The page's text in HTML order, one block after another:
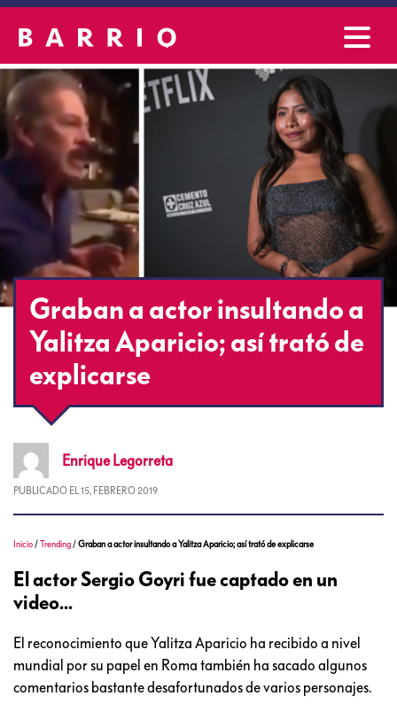
Graban a actor insultando a
Yalitza Aparicio; así trató de
explicarse
Enrique Legorreta
PUBLICADO EL 15, FEBRERO 2019
Inicio /Trending /Graban a actor insultando a Yalitza Aparicio; así trató de explicarse
El actor Sergio Goyri fue captado en un
video...
El reconocimiento que Yalitza Aparicio ha recibido a nivel
mundial por su papel en Roma también ha sacado algunos
comentarios bastante desafortunados de varios personajes.